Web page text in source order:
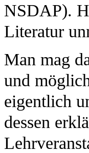
NSDAP).
Literatur
Man mag
und
eigentlich
dessen